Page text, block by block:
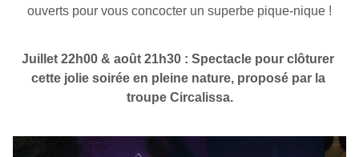
ouverts pour vous concocter un superbe pique-nique !
Juillet 22h00 & août 21h30 : Spectacle pour clôturer
cette jolie soirée en pleine nature, proposé par la
troupe Circalissa.